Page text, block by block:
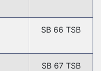
SB 66 TSB
SB 67 TSB